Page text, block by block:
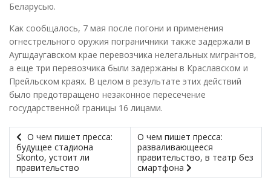
Беларусью.
Как сообщалось, 7 мая после погони и применения
огнестрельного оружия пограничники также задержали в
Аугшдаугавском крае перевозчика нелегальных мигрантов,
а еще три перевозчика были задержаны в Краславском и
Прейльском краях. В целом в результате этих действий
было предотвращено незаконное пересечение
государственной границы 16 лицами.
О чем пишет пресса:
будущее стадиона
Skonto, устоит ли
правительство
О чем пишет пресса:
разваливающееся
правительство, в театр без
смартфона